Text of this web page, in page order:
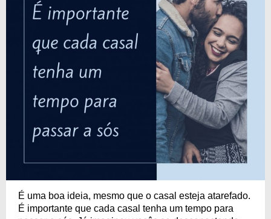
É uma boa ideia, mesmo que o casal esteja atarefado.
É importante que cada casal tenha um tempo para